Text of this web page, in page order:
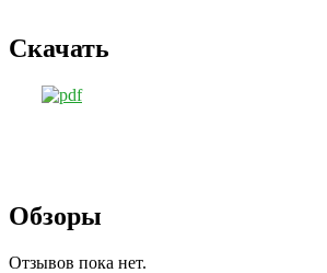
Скачать
Обзоры
Отзывов пока нет.